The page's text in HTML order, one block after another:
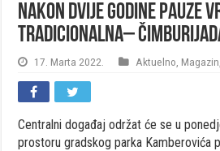
Nakon dvije godine pauze
tradicionalna–
17. Marta 2022. Aktuelno Magazin
Centralni događaj održat će se u
prostoru gradskog parka Kamberovića